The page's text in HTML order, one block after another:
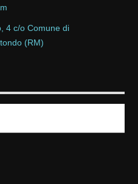
4 c/o Comune di
(RM)